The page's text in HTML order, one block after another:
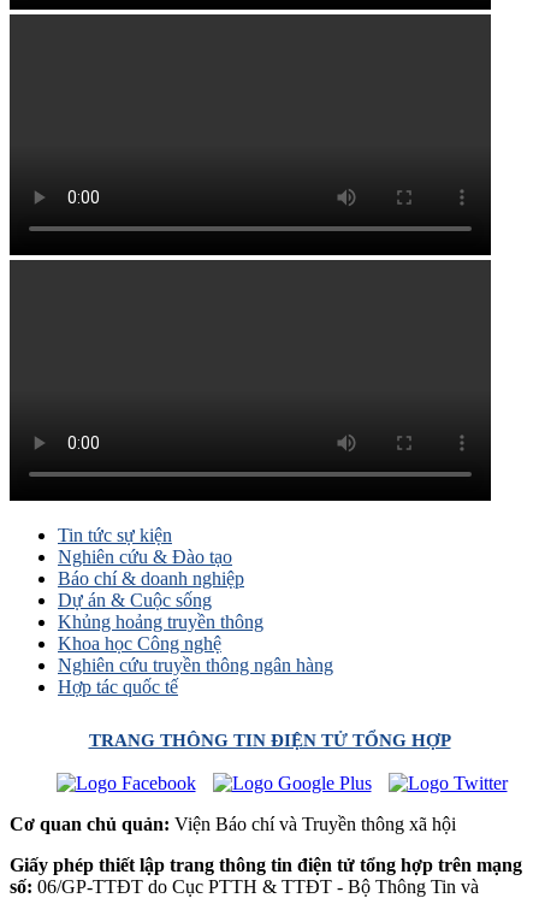
Tin tức sự kiện
Nghiên cứu & Đào tạo
Báo chí & doanh nghiệp
Dự án & Cuộc sống
Khủng hoảng truyền thông
Khoa học Công nghệ
Nghiên cứu truyền thông ngân hàng
Hợp tác quốc tế
TRANG THÔNG TIN ĐIỆN TỬ TỔNG HỢP
Cơ quan chủ quản: Viện Báo chí và Truyền thông xã hội
Giấy phép thiết lập trang thông tin điện tử tổng hợp trên mạng
số: 06/GP-TTĐT do Cục PTTH & TTĐT - Bộ Thông Tin và